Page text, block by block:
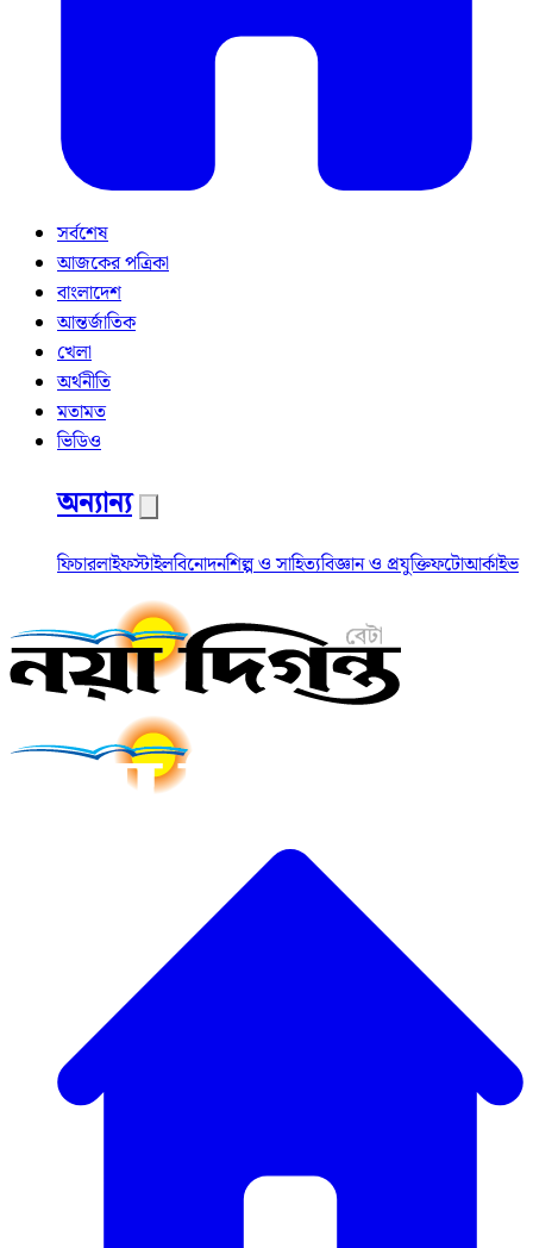
সর্বশেষ
আজকের পত্রিকা
বাংলাদেশ
আন্তর্জাতিক
খেলা
অর্থনীতি
মতামত
ভিডিও
অন্যান্য
ফিচারলাইফস্টাইলবিনোদনশিল্প ও সাহিত্যবিজ্ঞান ও প্রযুক্তিফটোআর্কাইভ